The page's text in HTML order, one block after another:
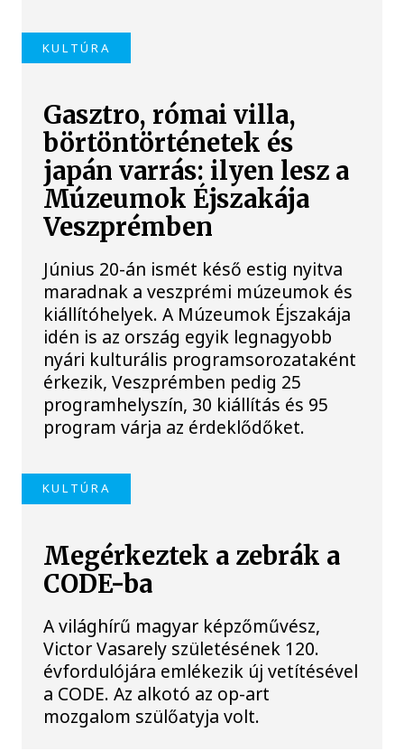
KULTÚRA
Gasztro, római villa,
börtöntörténetek és
japán varrás: ilyen lesz a
Múzeumok Éjszakája
Veszprémben
Június 20-án ismét késő estig nyitva
maradnak a veszprémi múzeumok és
kiállítóhelyek. A Múzeumok Éjszakája
idén is az ország egyik legnagyobb
nyári kulturális programsorozataként
érkezik, Veszprémben pedig 25
programhelyszín, 30 kiállítás és 95
program várja az érdeklődőket.
KULTÚRA
Megérkeztek a zebrák a
CODE-ba
A világhírű magyar képzőművész,
Victor Vasarely születésének 120.
évfordulójára emlékezik új vetítésével
a CODE. Az alkotó az op-art
mozgalom szülőatyja volt.